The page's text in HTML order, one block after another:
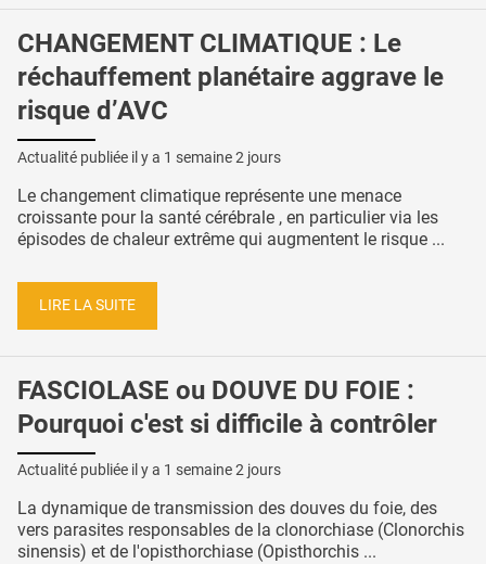
CHANGEMENT CLIMATIQUE : Le
réchauffement planétaire aggrave le
risque d’AVC
Actualité publiée il y a 1 semaine 2 jours
Le changement climatique représente une menace
croissante pour la santé cérébrale , en particulier via les
épisodes de chaleur extrême qui augmentent le risque ...
LIRE LA SUITE
FASCIOLASE ou DOUVE DU FOIE :
Pourquoi c'est si difficile à contrôler
Actualité publiée il y a 1 semaine 2 jours
La dynamique de transmission des douves du foie, des
vers parasites responsables de la clonorchiase (Clonorchis
sinensis) et de l'opisthorchiase (Opisthorchis ...